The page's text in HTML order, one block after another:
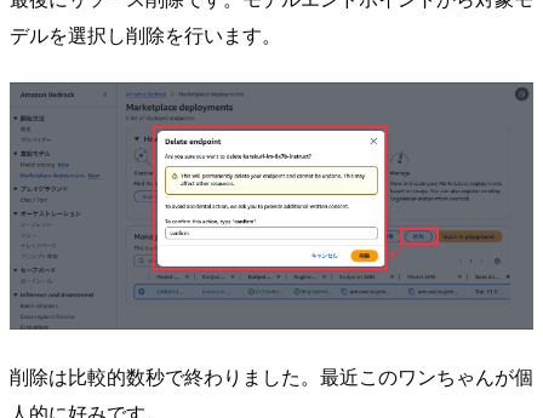
デルを選択し削除を行います。
削除は比較的数秒で終わりました。最近このワンちゃんが個